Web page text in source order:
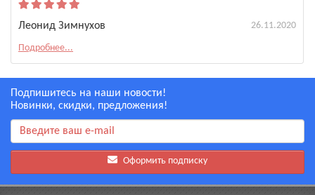
Леонид Зимнухов 26.11.2020
Подробнее...
Подпишитесь на наши новости!
Новинки, скидки, предложения!
Оформить подписку